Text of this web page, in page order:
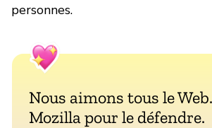
personnes.
Nous aimons tous le
Mozilla pour le défendre.